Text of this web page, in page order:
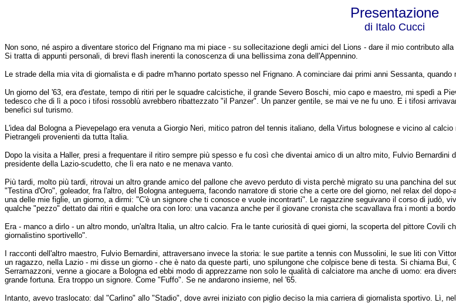
Presentazione
di Italo Cucci
Non sono, né aspiro a diventare storico del Frignano ma mi piace - su sollecitazione degli amici del Lions - dare il mio contributo
Si tratta di appunti personali, di brevi flash inerenti la conoscenza di una bellissima zona dell'Appennino.
Le strade della mia vita di giornalista e di padre m'hanno portato spesso nel Frignano. A cominciare dai primi anni Sessanta,
Un giorno del '63, era d'estate, tempo di ritiri per le squadre calcistiche, il grande Severo Boschi, mio capo e maestro, mi spedì a
tedesco che di lì a poco i tifosi rossoblù avrebbero ribattezzato "il Panzer". Un panzer gentile, se mai ve ne fu uno. E i tifosi
benefici sul turismo.
L'idea dal Bologna a Pievepelago era venuta a Giorgio Neri, mitico patron del tennis italiano, della Virtus bolognese e vicino al
Pietrangeli provenienti da tutta Italia.
Dopo la visita a Haller, presi a frequentare il ritiro sempre più spesso e fu così che diventai amico di un altro mito, Fulvio
presidente della Lazio-scudetto, che lì era nato e ne menava vanto.
Più tardi, molto più tardi, ritrovai un altro grande amico del pallone che avevo perduto di vista perchè migrato su una panchina del
"Testina d'Oro", goleador, fra l'altro, del Bologna anteguerra, facondo narratore di storie che a certe ore del giorno, nel relax del
una delle mie figlie, un giorno, a dirmi: "C'è un signore che ti conosce e vuole incontrarti". Le ragazzine seguivano il corso di judò,
qualche "pezzo" dettato dai ritiri e qualche ora con loro: una vacanza anche per il giovane cronista che scavallava fra i monti a
Era - manco a dirlo - un altro mondo, un'altra Italia, un altro calcio. Fra le tante curiosità di quei giorni, la scoperta del pittore Covili
giornalistino sportivello".
I racconti dell'altro maestro, Fulvio Bernardini, attraversano invece la storia: le sue partite a tennis con Mussolini, le sue liti con
un ragazzo, nella Lazio - mi disse un giorno - che è nato da queste parti, uno spilungone che colpisce bene di testa. Si chiama
Serramazzoni, venne a giocare a Bologna ed ebbi modo di apprezzarne non solo le qualità di calciatore ma anche di uomo: era
grande fortuna. Era troppo un signore. Come "Fuffo". Se ne andarono insieme, nel '65.
Intanto, avevo traslocato: dal "Carlino" allo "Stadio", dove avrei iniziato con piglio deciso la mia carriera di giornalista sportivo. Lì,